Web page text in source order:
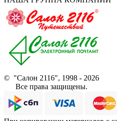
© "Салон 2116", 1998 - 2026
Все права защищены.